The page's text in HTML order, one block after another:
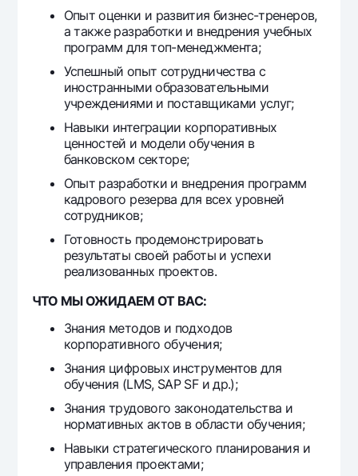
Опыт оценки и развития бизнес-тренеров,
а также разработки и внедрения учебных
программ для топ-менеджмента;
Успешный опыт сотрудничества с
иностранными образовательными
учреждениями и поставщиками услуг;
Навыки интеграции корпоративных
ценностей и модели обучения в
банковском секторе;
Опыт разработки и внедрения программ
кадрового резерва для всех уровней
сотрудников;
Готовность продемонстрировать
результаты своей работы и успехи
реализованных проектов.
ЧТО МЫ ОЖИДАЕМ ОТ ВАС:
Знания методов и подходов
корпоративного обучения;
Знания цифровых инструментов для
обучения (LMS, SAP SF и др.);
Знания трудового законодательства и
нормативных актов в области обучения;
Навыки стратегического планирования и
управления проектами;